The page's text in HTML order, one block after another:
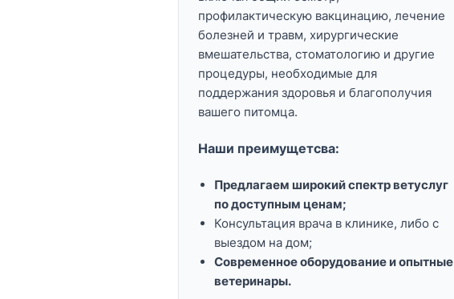
профилактическую вакцинацию, лечение
болезней и травм, хирургические
вмешательства, стоматологию и другие
процедуры, необходимые для
поддержания здоровья и благополучия
вашего питомца.
Наши преимущетсва:
Предлагаем широкий спектр ветуслуг
по доступным ценам;
Консультация врача в клинике, либо с
выездом на дом;
Современное оборудование и опытные
ветеринары.